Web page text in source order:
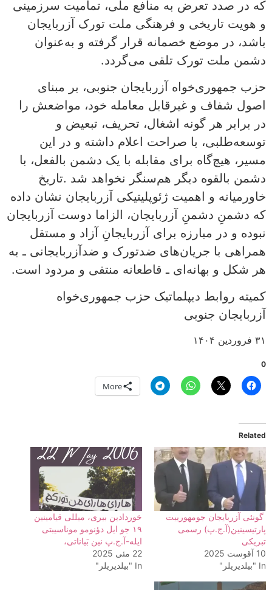
که در صدد تعرض به منافع ملی، تمامیت سرزمینی
و هویت تاریخی و فرهنگی ملت تورک آزربایجان
باشد، در موضع خصمانه قرار گرفته و به‌عنوان
دشمن ملت تورک تلقی می‌گردد.
حزب جمهوری‌خواه آزربایجان جنوبی، بر مبنای
اصول شفاف و غیرقابل معامله‌ خود، مواضعش را
در برابر هر گونه اشغال، تحریف، تبعیض و
توسعه‌طلبی، با صراحت اعلام داشته و در این
مسیر، هیچ‌گاه برای مقابله با یک دشمن بالفعل، با
دشمن بالقوه دیگر هم‌سنگر نخواهد شد .تاریخ
خاورمیانه و اهمیت ژئوپلیتیکی آزربایجان نشان داده
که دشمنِ دشمنِ آزربایجان، الزاما دوست آزربایجان
نبوده و در مبارزه برای آزربایجانِ آزاد و مستقل
همراهی با جریان‌های ضدتورک و ضدآزربایجانی ـ به
هر شکل و بهانه‌ای ـ قاطعانه منتفی و مردود است.
کمیته روابط دیپلماتیک حزب جمهوری‌خواه
آزربایجان جنوبی
۳۱ فروردین ۱۴۰۴
0
More
Related
گونئی آزربایجان جومهورییت
پارتیسینین(آ.ج.پ) رسمی
تبریکی
10 آقوست 2025
In "بیلدیریلر"
خوردادین بیری، میللی قیامینین
۱۹ جو ایل دؤنومو موناسیبتی
ایله-آ.ج.پ نین بَیاناتی،
22 مئی 2025
In "بیلدیریلر"